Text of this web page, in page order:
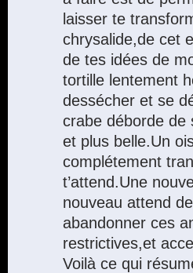
laisser te
chrysalide,de cet
de tes idées de
tortille lentement
dessécher et se
crabe déborde de
et plus belle.Un
complétement
t’attend.Une
nouveau attend
abandonner ces
restrictives,et
Voilà ce qui